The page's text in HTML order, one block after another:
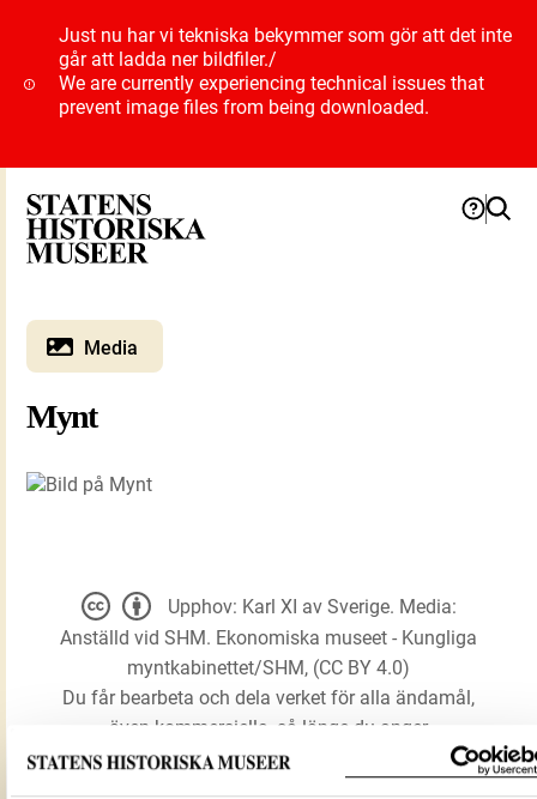
Just nu har vi tekniska bekymmer som gör att det inte
går att ladda ner bildfiler./
We are currently experiencing technical issues that
prevent image files from being downloaded.
Media
Mynt
Upphov: Karl XI av Sverige. Media:
Anställd vid SHM. Ekonomiska museet - Kungliga
myntkabinettet/SHM, (CC BY 4.0)
Du får bearbeta och dela verket för alla ändamål,
även kommersiella, så länge du anger
upphovsperson och licensgivare.